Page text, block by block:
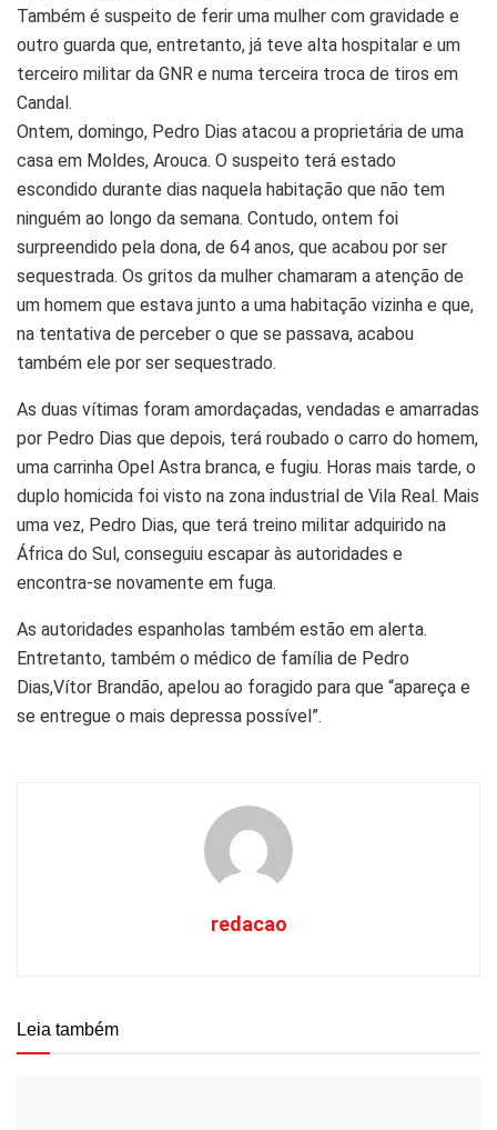
Também é suspeito de ferir uma mulher com gravidade e
outro guarda que, entretanto, já teve alta hospitalar e um
terceiro militar da GNR e numa terceira troca de tiros em
Candal.
Ontem, domingo, Pedro Dias atacou a proprietária de uma
casa em Moldes, Arouca. O suspeito terá estado
escondido durante dias naquela habitação que não tem
ninguém ao longo da semana. Contudo, ontem foi
surpreendido pela dona, de 64 anos, que acabou por ser
sequestrada. Os gritos da mulher chamaram a atenção de
um homem que estava junto a uma habitação vizinha e que,
na tentativa de perceber o que se passava, acabou
também ele por ser sequestrado.
As duas vítimas foram amordaçadas, vendadas e amarradas
por Pedro Dias que depois, terá roubado o carro do homem,
uma carrinha Opel Astra branca, e fugiu. Horas mais tarde, o
duplo homicida foi visto na zona industrial de Vila Real. Mais
uma vez, Pedro Dias, que terá treino militar adquirido na
África do Sul, conseguiu escapar às autoridades e
encontra-se novamente em fuga.
As autoridades espanholas também estão em alerta.
Entretanto, também o médico de família de Pedro
Dias,Vítor Brandão, apelou ao foragido para que “apareça e
se entregue o mais depressa possível”.
redacao
Leia também